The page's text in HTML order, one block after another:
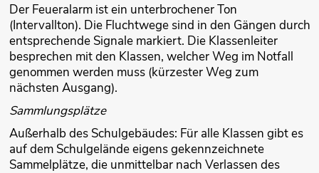
Der Feueralarm ist ein unterbrochener Ton
(Intervallton). Die Fluchtwege sind in den Gängen durch
entsprechende Signale markiert. Die Klassenleiter
besprechen mit den Klassen, welcher Weg im Notfall
genommen werden muss (kürzester Weg zum
nächsten Ausgang).
Sammlungsplätze
Außerhalb des Schulgebäudes: Für alle Klassen gibt es
auf dem Schulgelände eigens gekennzeichnete
Sammelplätze, die unmittelbar nach Verlassen des